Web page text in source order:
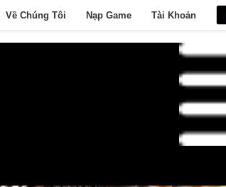
Về Chúng Tôi Nạp Game Tài Khoản